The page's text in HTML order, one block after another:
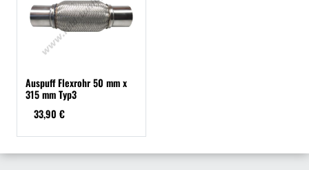
Auspuff Flexrohr 50 mm x
315 mm Typ3
33,90 €